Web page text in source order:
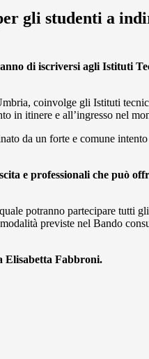
gli studenti a
di iscriversi agli Istituti
coinvolge gli Istituti
in itinere e all’ingresso nel
da un forte e comune
e professionali che può
potranno partecipare tutti
previste nel Bando
Elisabetta Fabbroni.